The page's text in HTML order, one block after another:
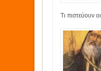
Τι πιστεύουν